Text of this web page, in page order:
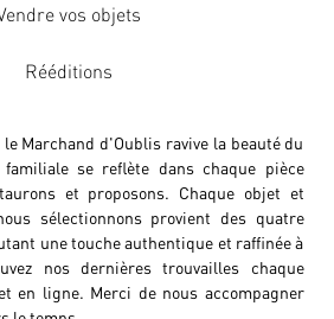
vos objets
Rééditions
Marchand d'Oublis ravive la beauté du
se reflète dans chaque pièce
et proposons. Chaque objet et
sélectionnons provient des quatre
une touche authentique et raffinée à
nos dernières trouvailles chaque
en ligne. Merci de nous accompagner